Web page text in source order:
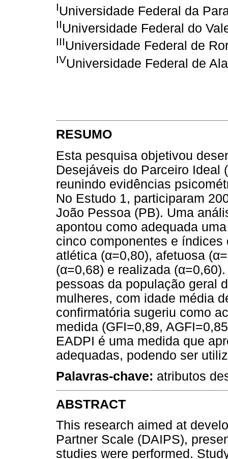
IUniversidade Federal da
IIUniversidade Federal do
IIIUniversidade Federal de
IVUniversidade Federal de
RESUMO
Esta pesquisa objetivou
Desejáveis do Parceiro Ideal
reunindo evidências
No Estudo 1, participaram
João Pessoa (PB). Uma
apontou como adequada
cinco componentes e
atlética (α=0,80), afetuosa
(α=0,68) e realizada
pessoas da população geral
mulheres, com idade média
confirmatória sugeriu como
medida (GFI=0,89,
EADPI é uma medida que
adequadas, podendo ser
Palavras-chave: atributos
ABSTRACT
This research aimed at
Partner Scale (DAIPS),
studies were performed.